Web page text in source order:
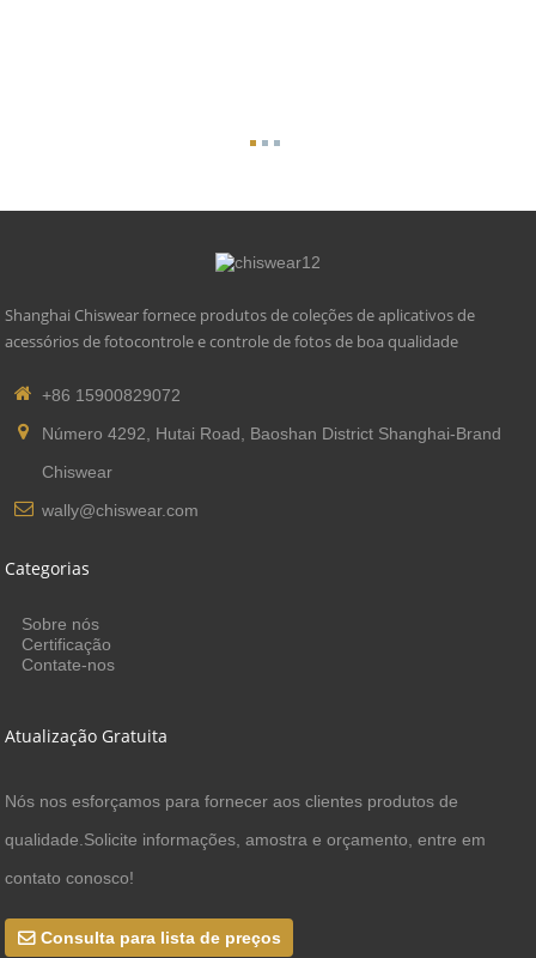
Shanghai Chiswear fornece produtos de coleções de aplicativos de
acessórios de fotocontrole e controle de fotos de boa qualidade
+86 15900829072
Número 4292, Hutai Road, Baoshan District Shanghai-Brand
Chiswear
wally@chiswear.com
Categorias
Sobre nós
Certificação
Contate-nos
Atualização Gratuita
Nós nos esforçamos para fornecer aos clientes produtos de
qualidade.Solicite informações, amostra e orçamento, entre em
contato conosco!
Consulta para lista de preços